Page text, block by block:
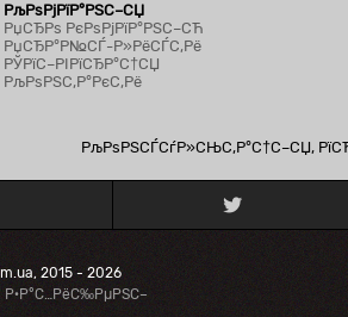
РљРѕРјРїР°РЅС–СЏ
РџСЂРѕ РєРѕРјРїР°РЅС–СЋ
РџСЂР°Р№СЃ-Р»РёСЃС‚Рё
РЎРїС–РІРїСЂР°С†СЏ
РљРѕРЅС‚Р°РєС‚Рё
РљРѕРЅСЃСѓР»СЊС‚Р°С†С–СЏ,
2015 - 2026
Р·Р°С…РёС‰РµРЅС–